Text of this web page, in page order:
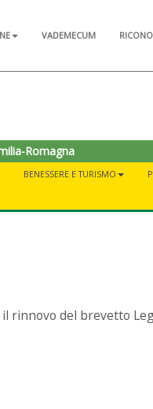
VADEMECUM
Romagna
BENESSERE E TURISMO
rinnovo del brevetto